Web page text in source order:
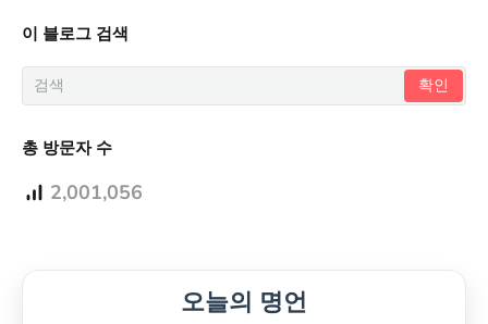
이 블로그 검색
총 방문자 수
2,001,056
오늘의 명언